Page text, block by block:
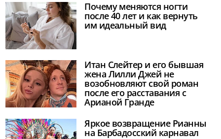
Почему меняются ногти
после 40 лет и как вернуть
им идеальный вид
Итан Слейтер и его бывшая
жена Лилли Джей не
возобновляют свой роман
после его расставания с
Арианой Гранде
Яркое возвращение Рианны
на Барбадосский карнавал